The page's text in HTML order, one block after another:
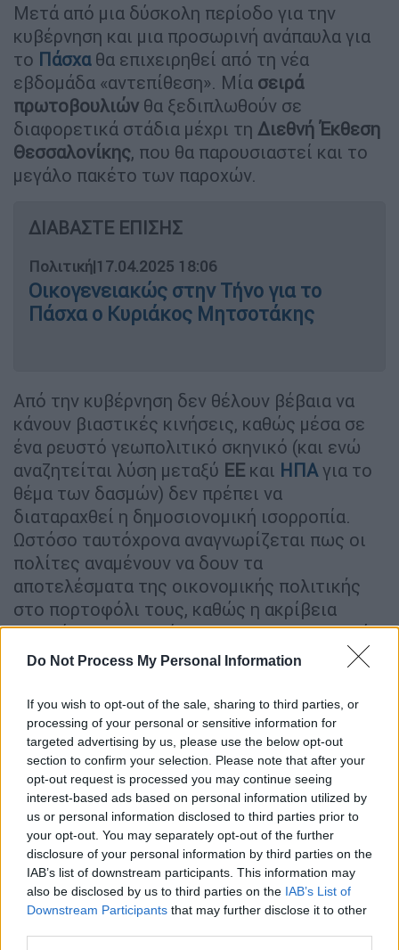
Do Not Process My Personal Information
If you wish to opt-out of the sale, sharing to third parties, or
processing of your personal or sensitive information for
targeted advertising by us, please use the below opt-out
section to confirm your selection. Please note that after your
opt-out request is processed you may continue seeing
interest-based ads based on personal information utilized by
us or personal information disclosed to third parties prior to
your opt-out. You may separately opt-out of the further
disclosure of your personal information by third parties on the
IAB’s list of downstream participants. This information may
also be disclosed by us to third parties on the IAB’s List of
Downstream Participants that may further disclose it to other
Μετά από μια δύσκολη περίοδο για την
κυβέρνηση και μια προσωρινή ανάπαυλα για
το Πάσχα θα επιχειρηθεί από τη νέα
εβδομάδα «αντεπίθεση». Μία σειρά
πρωτοβουλιών θα ξεδιπλωθούν σε
διαφορετικά στάδια μέχρι τη Διεθνή Έκθεση
Θεσσαλονίκης, που θα παρουσιαστεί και το
μεγάλο πακέτο των παροχών.
ΔΙΑΒΑΣΤΕ ΕΠΙΣΗΣ
Πολιτική|17.04.2025 18:06
Οικογενειακώς στην Τήνο για το
Πάσχα ο Κυριάκος Μητσοτάκης
Από την κυβέρνηση δεν θέλουν βέβαια να
κάνουν βιαστικές κινήσεις, καθώς μέσα σε
ένα ρευστό γεωπολιτικό σκηνικό (και ενώ
αναζητείται λύση μεταξύ ΕΕ και ΗΠΑ για το
θέμα των δασμών) δεν πρέπει να
διαταραχθεί η δημοσιονομική ισορροπία.
Ωστόσο ταυτόχρονα αναγνωρίζεται πως οι
πολίτες αναμένουν να δουν τα
αποτελέσματα της οικονομικής πολιτικής
στο πορτοφόλι τους, καθώς η ακρίβεια
συνεχίζει να ροκανίζει τους οικογενειακούς
προϋπολογισμούς.
τηςΔΕΘ, που θα περιλαμβάνει στοχευμένα
μέτρα για τους μισθούς και τις συντάξεις
αλλά και μειώσεις φόρων. Μέχρι τότε
βέβαια θα ανακοινώνονται επιμέρους μέτρα
με κοινωνικό πρόσημο για συγκεκριμένες
ομάδες, ενώ ένα μπαράζ νομοσχεδίων θα
πάρει το δρόμο για τηΒουλή αμέσως μετά
το Πάσχα.
Το επόμενο υπουργικό συμβούλιο
αναμένεται να γίνει στις 28 του μήνα και